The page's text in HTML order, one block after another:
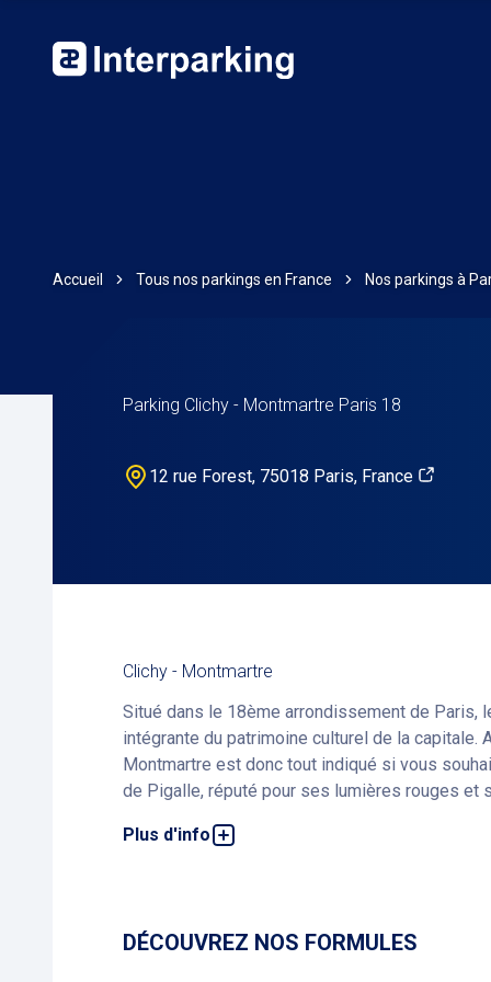
Accueil Tous nos parkings en France Nos parkings à
Parking Clichy - Montmartre Paris 18
12 rue Forest, 75018 Paris, France
Clichy - Montmartre
Situé dans le 18ème arrondissement de Paris,
intégrante du patrimoine culturel de la capitale.
Montmartre est donc tout indiqué si vous
de Pigalle, réputé pour ses lumières rouges et
Plus d'info
Très pratique pour les touristes, le parking
Il est accessible aux personnes en situation de
DÉCOUVREZ NOS FORMULES